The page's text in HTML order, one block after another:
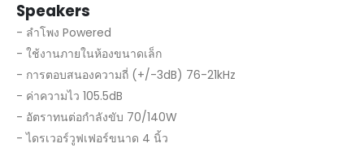
Speakers
- ลำโพง Powered
- ใช้งานภายในห้องขนาดเล็ก
- การตอบสนองความถี่ (+/-3dB) 76-21kHz
- ค่าความไว 105.5dB
- อัตราทนต่อกำลังขับ 70/140W
- ไดรเวอร์วูฟเฟอร์ขนาด 4 นิ้ว